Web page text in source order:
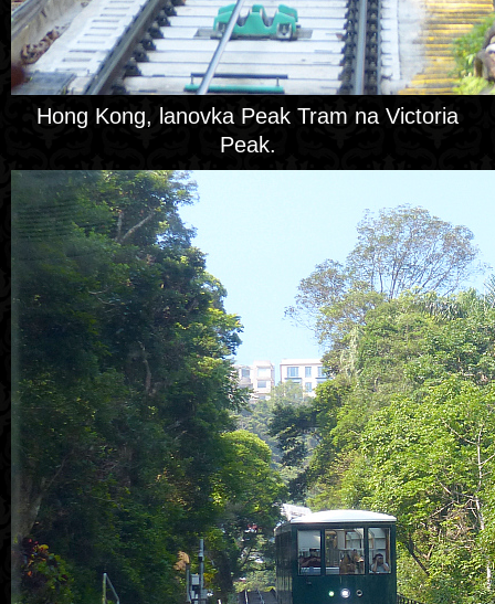
Hong Kong, lanovka Peak Tram na Victoria
Peak.